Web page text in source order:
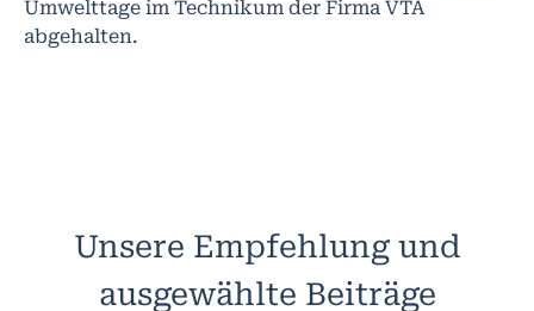
Umwelttage im Technikum der Firma VTA
abgehalten.
Unsere Empfehlung und
ausgewählte Beiträge